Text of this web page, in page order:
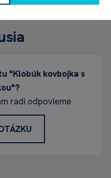
"Klobúk kovbojka s
radi odpovieme